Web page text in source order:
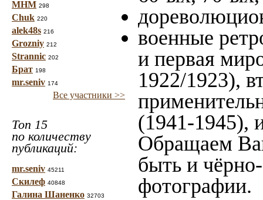
МНМ 298
Chuk 220
alek48s 216
Grozniy 212
Strannic 202
Брат 198
mr.seniv 174
Все участники >>
Топ 15
по количеству
публикаций:
mr.seniv 45211
Скилеф 40848
Галина Шаненко 32703
военные
и первая
1922/1923),
(1941-1945),
Обращаем
быть и
фотографии.